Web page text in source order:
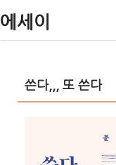
에세이
쓴다,,, 또 쓴다